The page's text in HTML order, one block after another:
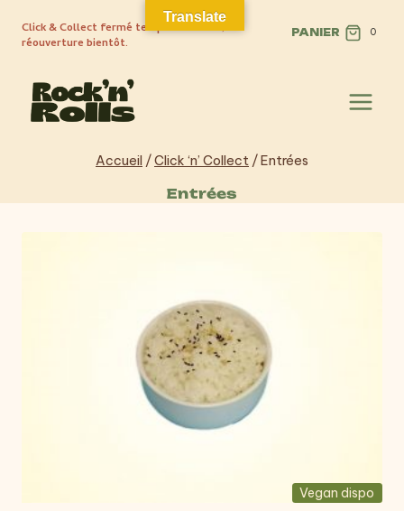
Click & Collect fermé temporairement,
réouverture bientôt.
PANIER 0
Accueil /Click ‘n’ Collect / Entrées
Entrées
Vegan dispo
Translate